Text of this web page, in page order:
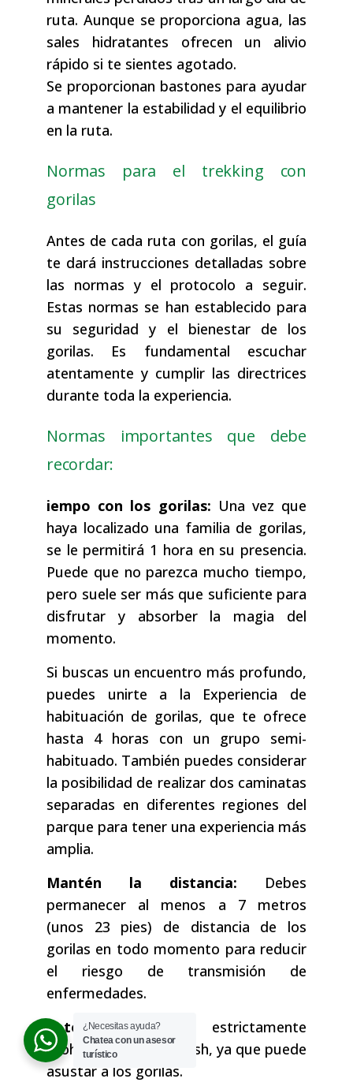
ruta. Aunque se proporciona agua, las
sales hidratantes ofrecen un alivio
rápido si te sientes agotado.
Se proporcionan bastones para ayudar
a mantener la estabilidad y el equilibrio
en la ruta.
Normas para el trekking con
gorilas
Antes de cada ruta con gorilas, el guía
te dará instrucciones detalladas sobre
las normas y el protocolo a seguir.
Estas normas se han establecido para
su seguridad y el bienestar de los
gorilas. Es fundamental escuchar
atentamente y cumplir las directrices
durante toda la experiencia.
Normas importantes que debe
recordar:
iempo con los gorilas: Una vez que
haya localizado una familia de gorilas,
se le permitirá 1 hora en su presencia.
Puede que no parezca mucho tiempo,
pero suele ser más que suficiente para
disfrutar y absorber la magia del
momento.
Si buscas un encuentro más profundo,
puedes unirte a la Experiencia de
habituación de gorilas, que te ofrece
hasta 4 horas con un grupo semi-
habituado. También puedes considerar
la posibilidad de realizar dos caminatas
separadas en diferentes regiones del
parque para tener una experiencia más
amplia.
Mantén la distancia: Debes
permanecer al menos a 7 metros
(unos 23 pies) de distancia de los
gorilas en todo momento para reducir
el riesgo de transmisión de
enfermedades.
Fotografía:Está estrictamente
prohibido el uso de flash, ya que puede
asustar a los gorilas.
¿Necesitas ayuda?
Chatea con un asesor
turístico